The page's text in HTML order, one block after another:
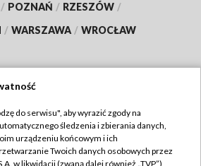
/ POZNAŃ / RZESZÓW /
/ WARSZAWA / WROCŁAW
TVP
Regulamin TVP
do serwisu", aby wyrazić zgody na
śledzenia i zbierania danych,
urządzeniu końcowym i ich
Twoich danych osobowych przez
w likwidacji (zwaną dalej również „TVP”),